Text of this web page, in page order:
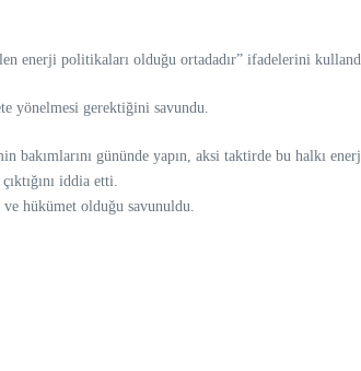
enerji politikaları olduğu ortadadır” ifadelerini
yönelmesi gerektiğini savundu.
gününde yapın, aksi taktirde bu halkı
iddia etti.
hükümet olduğu savunuldu.